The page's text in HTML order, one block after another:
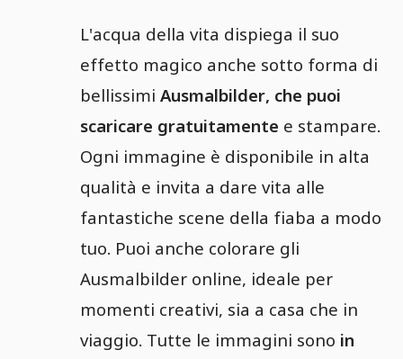
L'acqua della vita dispiega il suo
effetto magico anche sotto forma di
bellissimiAusmalbilder, che puoi
scaricare gratuitamente e stampare.
Ogni immagine è disponibile in alta
qualità e invita a dare vita alle
fantastiche scene della fiaba a modo
tuo. Puoi anche colorare gli
Ausmalbilder online, ideale per
momenti creativi, sia a casa che in
viaggio. Tutte le immagini sono in